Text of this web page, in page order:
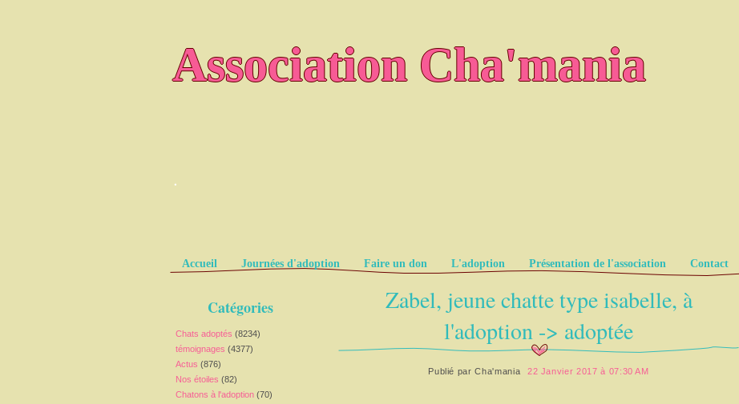
Association Cha'mania
.
Pages
Accueil Journées d'adoption Faire un don L'adoption Présentation de l'association Contact
Catégories
Chats adoptés (8234)
témoignages (4377)
Actus (876)
Nos étoiles (82)
Chatons à l'adoption (70)
Zabel, jeune chatte type isabelle, à
l'adoption -> adoptée
Publié parCha'mania 22 Janvier 2017 à 07:30 AM